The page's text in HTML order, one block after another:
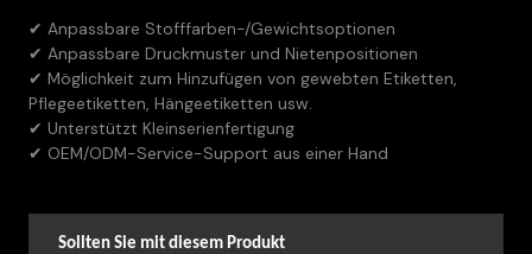
✔ Anpassbare Stofffarben-/Gewichtsoptionen
✔ Anpassbare Druckmuster und Nietenpositionen
✔ Möglichkeit zum Hinzufügen von gewebten Etiketten,
Pflegeetiketten, Hängeetiketten usw.
✔ Unterstützt Kleinserienfertigung
✔ OEM/ODM-Service-Support aus einer Hand
Sollten Sie mit diesem Produkt